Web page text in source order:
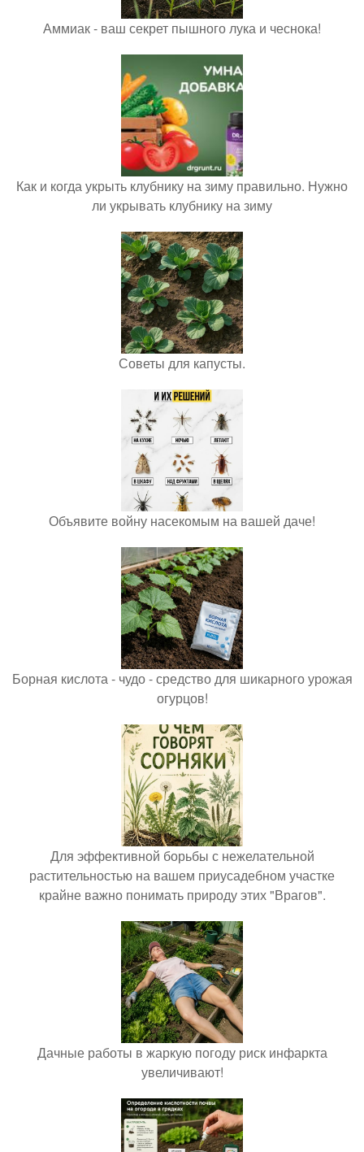
Аммиак - ваш секрет пышного лука и чеснока!
Как и когда укрыть клубнику на зиму правильно. Нужно
ли укрывать клубнику на зиму
Советы для капусты.
Объявите войну насекомым на вашей даче!
Борная кислота - чудо - средство для шикарного урожая
огурцов!
Для эффективной борьбы с нежелательной
растительностью на вашем приусадебном участке
крайне важно понимать природу этих "Врагов".
Дачные работы в жаркую погоду риск инфаркта
увеличивают!